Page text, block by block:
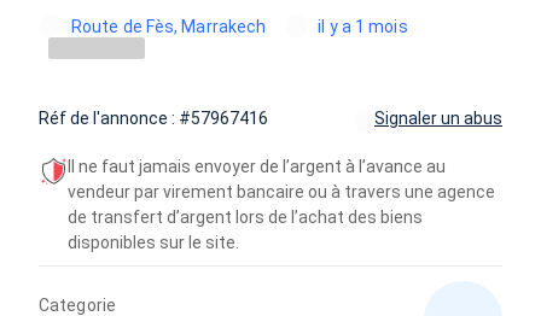
Route de Fès, Marrakech il y a 1 mois
Réf de l'annonce : #57967416 Signaler un abus
Il ne faut jamais envoyer de l’argent à l’avance au
vendeur par virement bancaire ou à travers une agence
de transfert d’argent lors de l’achat des biens
disponibles sur le site.
Categorie